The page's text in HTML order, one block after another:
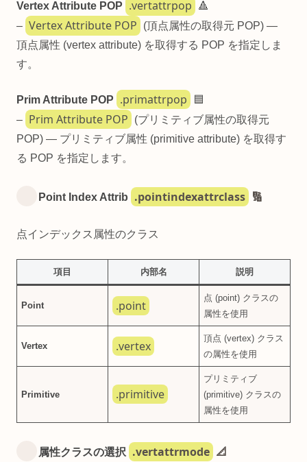
Vertex Attribute POP .vertattrpop
🔺
– Vertex Attribute POP
(頂点属性の取得元 POP) —
頂点属性 (vertex attribute) を取得する POP を指定しま
す。
Prim Attribute POP .primattrpop
🟦
– Prim Attribute POP
(プリミティブ属性の取得元
POP) — プリミティブ属性 (primitive attribute) を取得す
る POP を指定します。
Point Index Attrib .pointindexattrclass 🔢
点インデックス属性のクラス
項目 内部名 説明
Point .point
点 (point) クラスの
属性を使用
Vertex .vertex
頂点 (vertex) クラス
の属性を使用
Primitive .primitive
プリミティブ
(primitive) クラスの
属性を使用
属性クラスの選択 .vertattrmode 📐